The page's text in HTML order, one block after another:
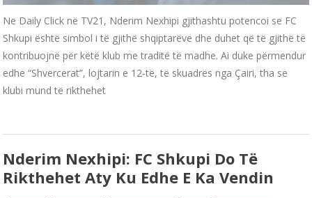
Ne Daily Click në TV21, Nderim Nexhipi gjithashtu potencoi se FC
Shkupi është simbol i të gjithë shqiptarëve dhe duhet që të gjithë të
kontribuojnë për këtë klub me traditë të madhe. Ai duke përmendur
edhe “Shvercerat”, lojtarin e 12-të, të skuadrës nga Çairi, tha se
klubi mund të rikthehet
Nderim Nexhipi: FC Shkupi Do Të
Rikthehet Aty Ku Edhe E Ka Vendin